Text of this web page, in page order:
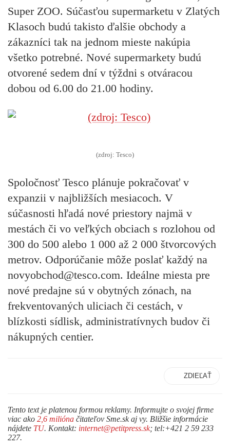
Super ZOO. Súčasťou supermarketu v Zlatých
Klasoch budú takisto ďalšie obchody a
zákazníci tak na jednom mieste nakúpia
všetko potrebné. Nové supermarkety budú
otvorené sedem dní v týždni s otváracou
dobou od 6.00 do 21.00 hodiny.
(zdroj: Tesco)
Spoločnosť Tesco plánuje pokračovať v
expanzii v najbližších mesiacoch. V
súčasnosti hľadá nové priestory najmä v
mestách či vo veľkých obciach s rozlohou od
300 do 500 alebo 1 000 až 2 000 štvorcových
metrov. Odporúčanie môže poslať každý na
novyobchod@tesco.com. Ideálne miesta pre
nové predajne sú v obytných zónach, na
frekventovaných uliciach či cestách, v
blízkosti sídlisk, administratívnych budov či
nákupných centier.
ZDIEĽAŤ
Tento text je platenou formou reklamy. Informujte o svojej firme
viac ako 2,6 milióna čitateľov Sme.sk aj vy. Bližšie informácie
nájdete TU. Kontakt: internet@petitpress.sk; tel:+421 2 59 233
227.